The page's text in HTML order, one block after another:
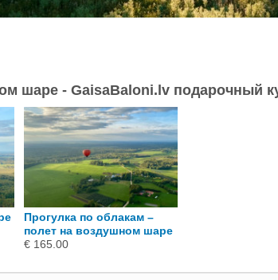
шаре - GaisaBaloni.lv подарочный
Прогулка по облакам –
полет на воздушном шаре
€ 165.00